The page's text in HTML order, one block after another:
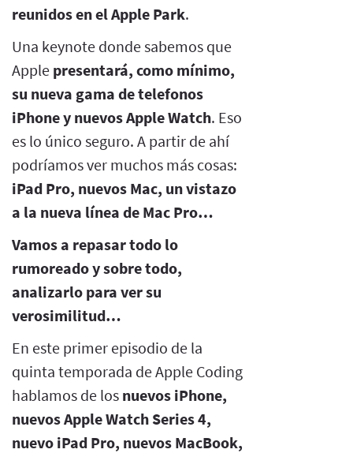
reunidos en el Apple Park.
Una keynote donde sabemos que
Apple presentará, como mínimo,
su nueva gama de telefonos
iPhone y nuevos Apple Watch. Eso
es lo único seguro. A partir de ahí
podríamos ver muchos más cosas:
iPad Pro, nuevos Mac, un vistazo
a la nueva línea de Mac Pro…
Vamos a repasar todo lo
rumoreado y sobre todo,
analizarlo para ver su
verosimilitud…
En este primer episodio de la
quinta temporada de Apple Coding
hablamos de los nuevos iPhone,
nuevos Apple Watch Series 4,
nuevo iPad Pro, nuevos MacBook,